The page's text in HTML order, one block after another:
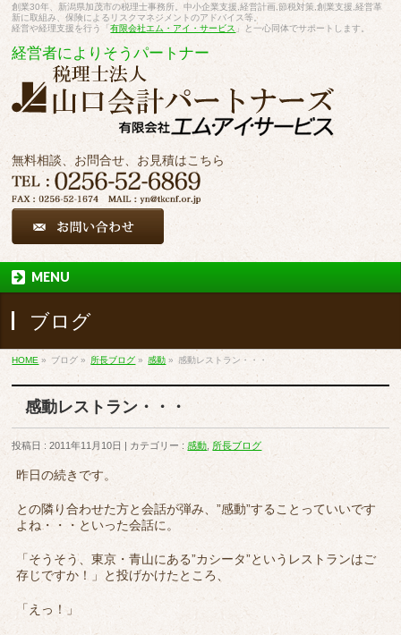
創業30年、新潟県加茂市の税理士事務所。中小企業支援,経営計画,節税対策,創業支援,経営革
新に取組み、保険によるリスクマネジメントのアドバイス等。
経営や経理支援を行う「有限会社エム・アイ・サービス 」と一心同体でサポートします。
経営者によりそうパートナー
無料相談、お問合せ、お見積はこちら
MENU
ブログ
HOME » ブログ » 所長ブログ » 感動 » 感動レストラン・・・
感動レストラン・・・
投稿日 : 2011年11月10日 カテゴリー :感動 所長ブログ
昨日の続きです。
との隣り合わせた方と会話が弾み、”感動”することっていいです
よね・・・といった会話に。
「そうそう、東京・青山にある”カシータ”というレストランはご
存じですか！」と投げかけたところ、
「えっ！」